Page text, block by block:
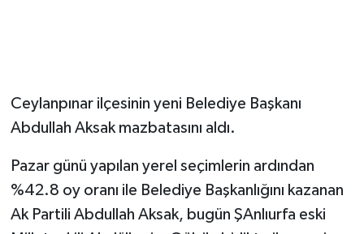
Ceylanpınar ilçesinin yeni Belediye Başkanı
Abdullah Aksak mazbatasını aldı.
Pazar günü yapılan yerel seçimlerin ardından
%42.8 oy oranı ile Belediye Başkanlığını kazanan
Ak Partili Abdullah Aksak, bugün ŞAnlıurfa eski